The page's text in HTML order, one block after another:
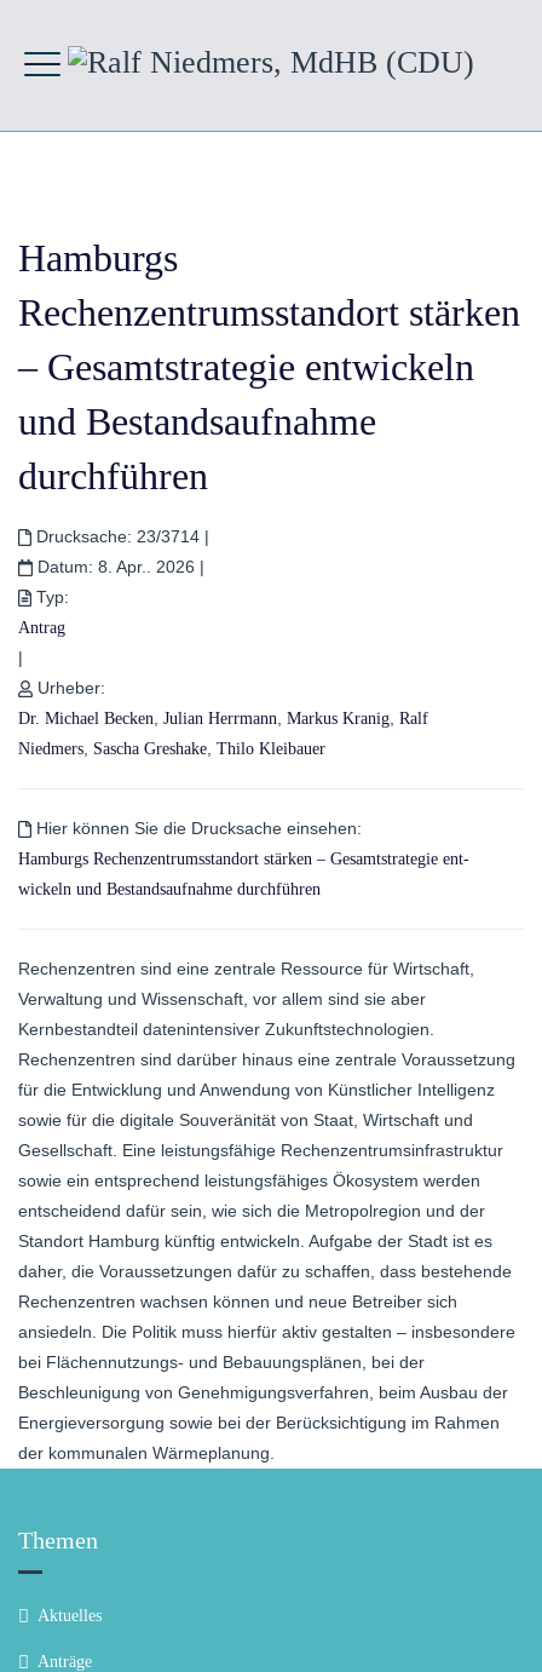
Hamburgs
Rechenzentrumsstandort stärken
– Gesamtstrategie entwickeln
und Bestandsaufnahme
durchführen
Drucksache: 23/3714 |
Datum: 8. Apr.. 2026 |
Typ:
Antrag
|
Urheber:
Dr. Michael Becken Julian Herrmann Markus Kranig Ralf
Niedmers Sascha Greshake Thilo Kleibauer
Hier können Sie die Drucksache einsehen:
Hamburgs Rechenzentrumsstandort stärken – Gesamtstrategie ent-
wickeln und Bestandsaufnahme durchführen
Rechenzentren sind eine zentrale Ressource für Wirtschaft,
Verwaltung und Wissenschaft, vor allem sind sie aber
Kernbestandteil datenintensiver Zukunftstechnologien.
Rechenzentren sind darüber hinaus eine zentrale Voraussetzung
für die Entwicklung und Anwendung von Künstlicher Intelligenz
sowie für die digitale Souveränität von Staat, Wirtschaft und
Gesellschaft. Eine leistungsfähige Rechenzentrumsinfrastruktur
sowie ein entsprechend leistungsfähiges Ökosystem werden
entscheidend dafür sein, wie sich die Metropolregion und der
Standort Hamburg künftig entwickeln. Aufgabe der Stadt ist es
daher, die Voraussetzungen dafür zu schaffen, dass bestehende
Rechenzentren wachsen können und neue Betreiber sich
ansiedeln. Die Politik muss hierfür aktiv gestalten – insbesondere
bei Flächennutzungs- und Bebauungsplänen, bei der
Beschleunigung von Genehmigungsverfahren, beim Ausbau der
Energieversorgung sowie bei der Berücksichtigung im Rahmen
der kommunalen Wärmeplanung.
Themen
Aktuelles
Anträge